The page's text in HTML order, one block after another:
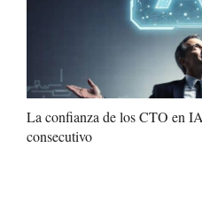
La confianza de los CTO en
consecutivo